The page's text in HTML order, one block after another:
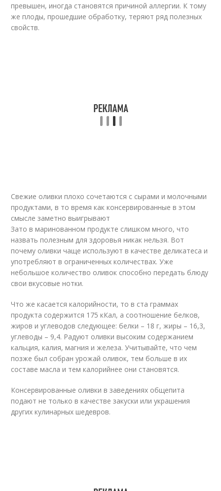
превышен, иногда становятся причиной аллергии. К тому
же плоды, прошедшие обработку, теряют ряд полезных
свойств.
Свежие оливки плохо сочетаются с сырами и молочными
продуктами, в то время как консервированные в этом
смысле заметно выигрывают
Зато в маринованном продукте слишком много, что
назвать полезным для здоровья никак нельзя. Вот
почему оливки чаще используют в качестве деликатеса и
употребляют в ограниченных количествах. Уже
небольшое количество оливок способно передать блюду
свои вкусовые нотки.
Что же касается калорийности, то в ста граммах
продукта содержится 175 кКал, а соотношение белков,
жиров и углеводов следующее: белки – 18 г, жиры – 16,3,
углеводы – 9,4. Радуют оливки высоким содержанием
кальция, калия, магния и железа. Учитывайте, что чем
позже был собран урожай оливок, тем больше в их
составе масла и тем калорийнее они становятся.
Консервированные оливки в заведениях общепита
подают не только в качестве закуски или украшения
других кулинарных шедевров.